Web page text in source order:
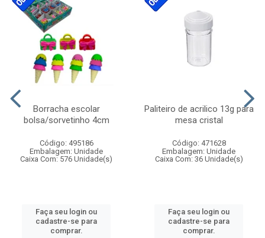
Borracha escolar
bolsa/sorvetinho 4cm
Código: 495186
Embalagem: Unidade
Caixa Com: 576 Unidade(s)
Faça seu login ou
cadastre-se para
comprar.
Paliteiro de acrilico 13g para
mesa cristal
Código: 471628
Embalagem: Unidade
Caixa Com: 36 Unidade(s)
Faça seu login ou
cadastre-se para
comprar.